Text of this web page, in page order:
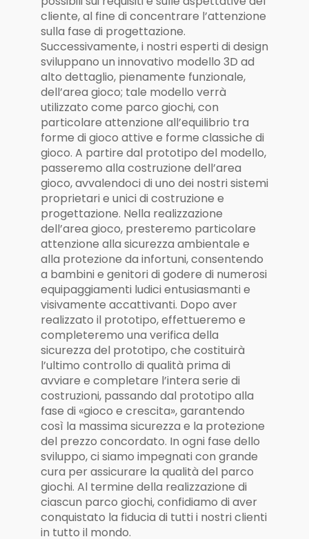
cliente, al fine di concentrare l’attenzione
sulla fase di progettazione.
Successivamente, i nostri esperti di design
sviluppano un innovativo modello 3D ad
alto dettaglio, pienamente funzionale,
dell’area gioco; tale modello verrà
utilizzato come parco giochi, con
particolare attenzione all’equilibrio tra
forme di gioco attive e forme classiche di
gioco. A partire dal prototipo del modello,
passeremo alla costruzione dell’area
gioco, avvalendoci di uno dei nostri sistemi
proprietari e unici di costruzione e
progettazione. Nella realizzazione
dell’area gioco, presteremo particolare
attenzione alla sicurezza ambientale e
alla protezione da infortuni, consentendo
a bambini e genitori di godere di numerosi
equipaggiamenti ludici entusiasmanti e
visivamente accattivanti. Dopo aver
realizzato il prototipo, effettueremo e
completeremo una verifica della
sicurezza del prototipo, che costituirà
l’ultimo controllo di qualità prima di
avviare e completare l’intera serie di
costruzioni, passando dal prototipo alla
fase di «gioco e crescita», garantendo
così la massima sicurezza e la protezione
del prezzo concordato. In ogni fase dello
sviluppo, ci siamo impegnati con grande
cura per assicurare la qualità del parco
giochi. Al termine della realizzazione di
ciascun parco giochi, confidiamo di aver
conquistato la fiducia di tutti i nostri clienti
in tutto il mondo.